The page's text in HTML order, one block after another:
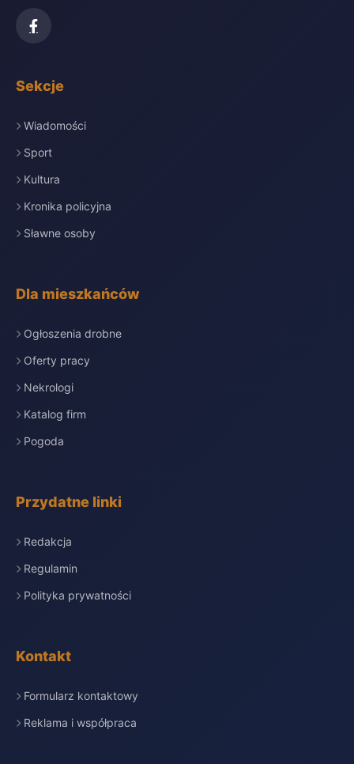
Sekcje
Wiadomości
Sport
Kultura
Kronika policyjna
Sławne osoby
Dla mieszkańców
Ogłoszenia drobne
Oferty pracy
Nekrologi
Katalog firm
Pogoda
Przydatne linki
Redakcja
Regulamin
Polityka prywatności
Kontakt
Formularz kontaktowy
Reklama i współpraca